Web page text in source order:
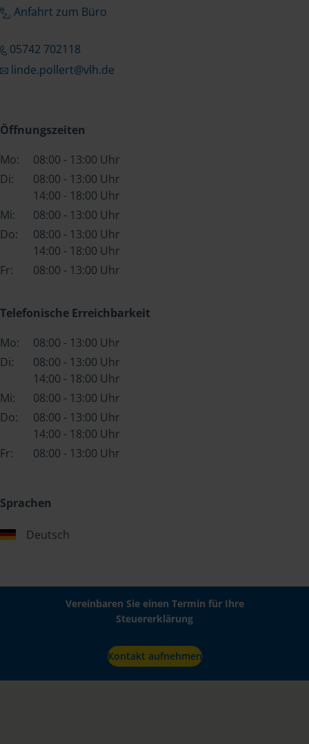
Anfahrt zum Büro
05742 702118
linde.pollert@vlh.de
Öffnungszeiten
Mo:
08:00 - 13:00 Uhr
Di:
08:00 - 13:00 Uhr
14:00 - 18:00 Uhr
Mi:
08:00 - 13:00 Uhr
Do:
08:00 - 13:00 Uhr
14:00 - 18:00 Uhr
Fr:
08:00 - 13:00 Uhr
Telefonische Erreichbarkeit
Mo:
08:00 - 13:00 Uhr
Di:
08:00 - 13:00 Uhr
14:00 - 18:00 Uhr
Mi:
08:00 - 13:00 Uhr
Do:
08:00 - 13:00 Uhr
14:00 - 18:00 Uhr
Fr:
08:00 - 13:00 Uhr
Sprachen
Deutsch
Vereinbaren Sie einen Termin für Ihre
Steuererklärung
Kontakt aufnehmen